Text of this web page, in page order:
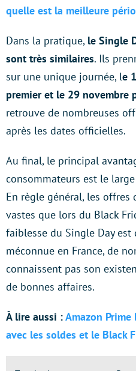
quelle est la meilleure
Dans la pratique, le Single
sont très similaires. Ils
sur une unique journée, le
premier et le 29 novembre
retrouve de nombreuses
après les dates officielles.
Au final, le principal
consommateurs est le
En règle général, les
vastes que lors du Black
faiblesse du Single Day est
méconnue en France, de
connaissent pas son
de bonnes affaires.
À lire aussi :Amazon
avec les soldes et le Black